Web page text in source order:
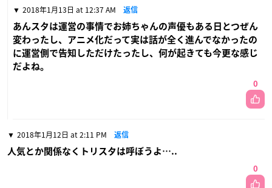
2018年1月13日 at 12:37 AM 返信
あんスタは運営の事情でお姉ちゃんの声優もある日とつぜん
変わったし、アニメ化だって実は話が全く進んでなかったの
に運営側で告知しただけたったし、何が起きても今更な感じ
だよね。
0
2018年1月12日 at 2:11 PM 返信
人気とか関係なくトリスタは呼ぼうよ…..
0